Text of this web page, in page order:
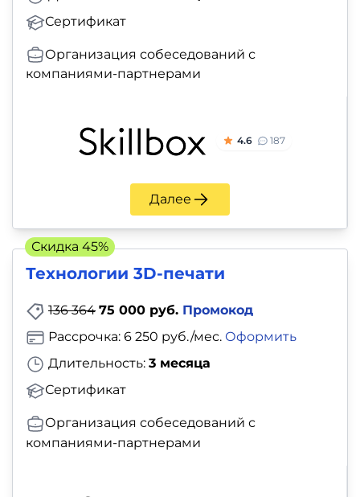
Сертификат
Организация собеседований с
компаниями-партнерами
4.6 187
Далее
Технологии 3D-печати
136 364 75 000 руб. Промокод
Длительность: 3 месяца
Сертификат
Рассрочка: 6 250 руб./мес. Оформить
Организация собеседований с
компаниями-партнерами
Скидка 45%